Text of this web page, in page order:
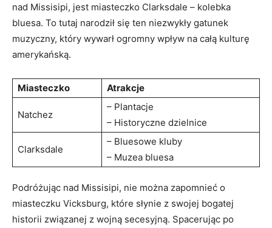
nad Missisipi, jest miasteczko Clarksdale – kolebka
bluesa. To tutaj narodził się ten niezwykły gatunek
muzyczny, który wywarł ogromny wpływ na całą kulturę
amerykańską.
Miasteczko Atrakcje
Natchez
– Plantacje
– Historyczne dzielnice
Clarksdale
– Bluesowe kluby
– Muzea bluesa
Podróżując nad Missisipi, nie można zapomnieć o
miasteczku Vicksburg, które słynie z swojej bogatej
historii związanej z wojną secesyjną. Spacerując po